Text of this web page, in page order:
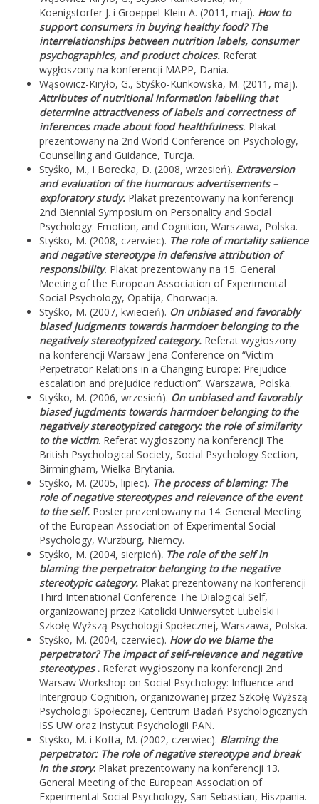
Koenigstorfer J. i Groeppel-Klein A. (2011, maj). How to
support consumers in buying healthy food? The
interrelationships between nutrition labels, consumer
psychographics, and product choices. Referat
wygłoszony na konferencji MAPP, Dania.
Wąsowicz-Kiryło, G., Styśko-Kunkowska, M. (2011, maj).
Attributes of nutritional information labelling that
determine attractiveness of labels and correctness of
inferences made about food healthfulness. Plakat
prezentowany na 2nd World Conference on Psychology,
Counselling and Guidance, Turcja.
Styśko, M., i Borecka, D. (2008, wrzesień). Extraversion
and evaluation of the humorous advertisements –
exploratory study. Plakat prezentowany na konferencji
2nd Biennial Symposium on Personality and Social
Psychology: Emotion, and Cognition, Warszawa, Polska.
Styśko, M. (2008, czerwiec). The role of mortality salience
and negative stereotype in defensive attribution of
responsibility. Plakat prezentowany na 15. General
Meeting of the European Association of Experimental
Social Psychology, Opatija, Chorwacja.
Styśko, M. (2007, kwiecień). On unbiased and favorably
biased judgments towards harmdoer belonging to the
negatively stereotypized category. Referat wygłoszony
na konferencji Warsaw-Jena Conference on “Victim-
Perpetrator Relations in a Changing Europe: Prejudice
escalation and prejudice reduction”. Warszawa, Polska.
Styśko, M. (2006, wrzesień). On unbiased and favorably
biased jugdments towards harmdoer belonging to the
negatively stereotypized category: the role of similarity
to the victim. Referat wygłoszony na konferencji The
British Psychological Society, Social Psychology Section,
Birmingham, Wielka Brytania.
Styśko, M. (2005, lipiec). The process of blaming: The
role of negative stereotypes and relevance of the event
to the self. Poster prezentowany na 14. General Meeting
of the European Association of Experimental Social
Psychology, Würzburg, Niemcy.
Styśko, M. (2004, sierpień). The role of the self in
blaming the perpetrator belonging to the negative
stereotypic category. Plakat prezentowany na konferencji
Third Intenational Conference The Dialogical Self,
organizowanej przez Katolicki Uniwersytet Lubelski i
Szkołę Wyższą Psychologii Społecznej, Warszawa, Polska.
Styśko, M. (2004, czerwiec). How do we blame the
perpetrator? The impact of self-relevance and negative
stereotypes. Referat wygłoszony na konferencji 2nd
Warsaw Workshop on Social Psychology: Influence and
Intergroup Cognition, organizowanej przez Szkołę Wyższą
Psychologii Społecznej, Centrum Badań Psychologicznych
ISS UW oraz Instytut Psychologii PAN.
Styśko, M. i Kofta, M. (2002, czerwiec). Blaming the
perpetrator: The role of negative stereotype and break
in the story. Plakat prezentowany na konferencji 13.
General Meeting of the European Association of
Experimental Social Psychology, San Sebastian, Hiszpania.